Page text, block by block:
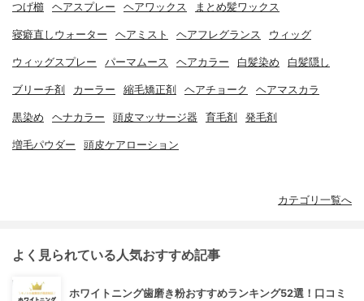
つげ櫛 ヘアスプレー ヘアワックス まとめ髪ワックス
寝癖直しウォーター ヘアミスト ヘアフレグランス ウィッグ
ウィッグスプレー パーマムース ヘアカラー 白髪染め 白髪隠し
ブリーチ剤 カーラー 縮毛矯正剤 ヘアチョーク ヘアマスカラ
黒染め ヘナカラー 頭皮マッサージ器 育毛剤 発毛剤
増毛パウダー 頭皮ケアローション
カテゴリ一覧へ
よく見られている人気おすすめ記事
ホワイトニング歯磨き粉おすすめランキング52選！口コミ